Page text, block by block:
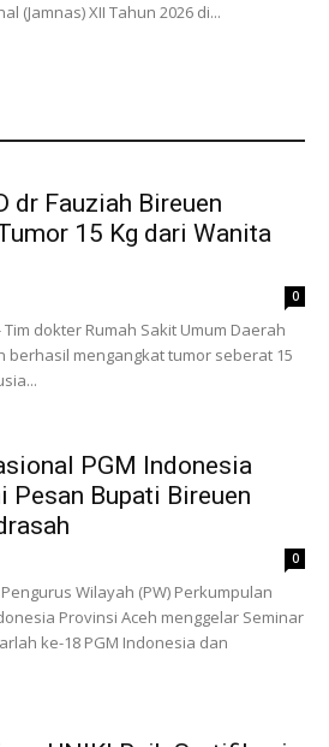
(Jamnas) XII Tahun 2026 di...
dr Fauziah Bireuen
15 Kg dari Wanita
0
Tim dokter Rumah Sakit Umum Daerah
berhasil mengangkat tumor seberat 15
PGM Indonesia
Pesan Bupati Bireuen
0
Pengurus Wilayah (PW) Perkumpulan
Provinsi Aceh menggelar Seminar
ke-18 PGM Indonesia dan